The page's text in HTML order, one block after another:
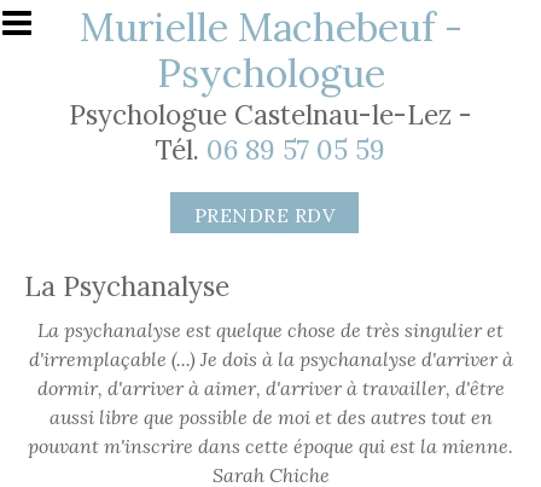
Aller au contenu principal
Murielle Machebeuf -
Psychologue
Psychologue Castelnau-le-Lez -
Tél. 06 89 57 05 59
PRENDRE RDV
La Psychanalyse
La psychanalyse est quelque chose de très singulier et
d'irremplaçable (...) Je dois à la psychanalyse d'arriver à
dormir, d'arriver à aimer, d'arriver à travailler, d'être
aussi libre que possible de moi et des autres tout en
pouvant m'inscrire dans cette époque qui est la mienne.
Sarah Chiche